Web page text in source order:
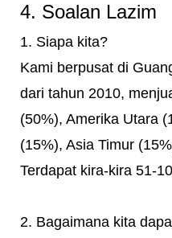
4. Soalan Lazim
1. Siapa kita?
Kami berpusat di
dari tahun 2010,
(50%), Amerika Utara
(15%), Asia Timur
Terdapat kira-kira 51-
2. Bagaimana kita